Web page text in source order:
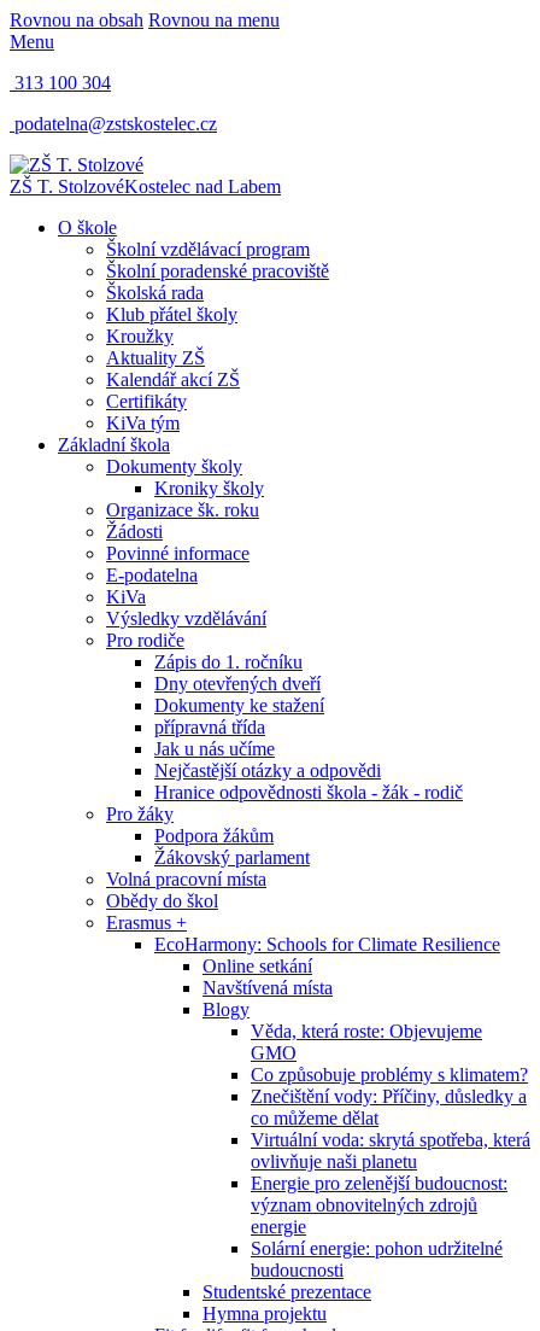
Rovnou na obsah Rovnou na menu
Menu
313 100 304
podatelna@zstskostelec.cz
ZŠ T. StolzovéKostelec nad Labem
O škole
Školní vzdělávací program
Školní poradenské pracoviště
Školská rada
Klub přátel školy
Kroužky
Aktuality ZŠ
Kalendář akcí ZŠ
Certifikáty
KiVa tým
Základní škola
Dokumenty školy
Kroniky školy
Organizace šk. roku
Žádosti
Povinné informace
E-podatelna
KiVa
Výsledky vzdělávání
Pro rodiče
Zápis do 1. ročníku
Dny otevřených dveří
Dokumenty ke stažení
přípravná třída
Jak u nás učíme
Nejčastější otázky a odpovědi
Hranice odpovědnosti škola - žák - rodič
Pro žáky
Podpora žákům
Žákovský parlament
Volná pracovní místa
Obědy do škol
Erasmus +
EcoHarmony: Schools for Climate Resilience
Online setkání
Navštívená místa
Blogy
Věda, která roste: Objevujeme
GMO
Co způsobuje problémy s klimatem?
Znečištění vody: Příčiny, důsledky a
co můžeme dělat
Virtuální voda: skrytá spotřeba, která
ovlivňuje naši planetu
Energie pro zelenější budoucnost:
význam obnovitelných zdrojů
energie
Solární energie: pohon udržitelné
budoucnosti
Studentské prezentace
Hymna projektu